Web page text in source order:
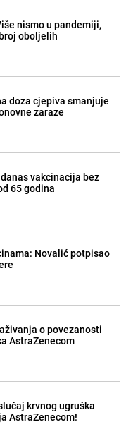
nismo u pandemiji,
oboljelih
doza cjepiva smanjuje
zaraze
vakcinacija bez
65 godina
Novalić potpisao
o povezanosti
AstraZenecom
krvnog ugruška
AstraZenecom!